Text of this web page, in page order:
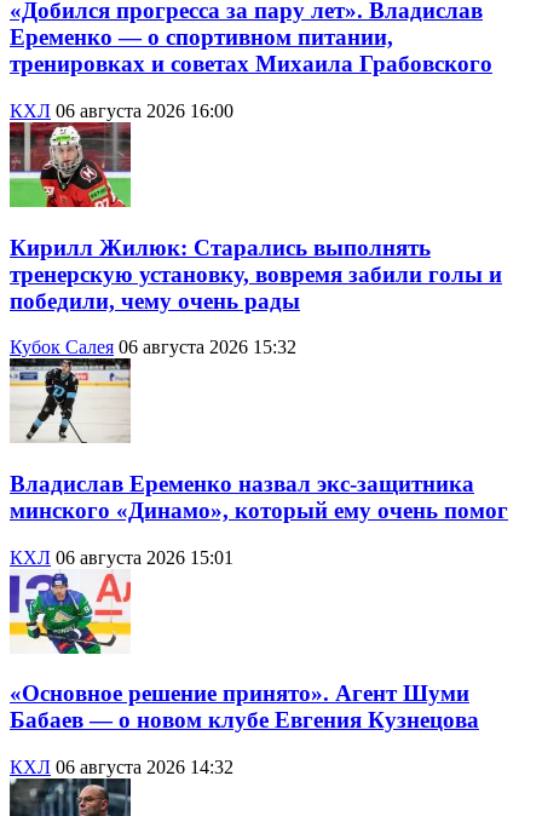
«Добился прогресса за пару лет». Владислав
Еременко — о спортивном питании,
тренировках и советах Михаила Грабовского
КХЛ 06 августа 2026 16:00
Кирилл Жилюк: Старались выполнять
тренерскую установку, вовремя забили голы и
победили, чему очень рады
Кубок Салея 06 августа 2026 15:32
Владислав Еременко назвал экс-защитника
минского «Динамо», который ему очень помог
КХЛ 06 августа 2026 15:01
«Основное решение принято». Агент Шуми
Бабаев — о новом клубе Евгения Кузнецова
КХЛ 06 августа 2026 14:32